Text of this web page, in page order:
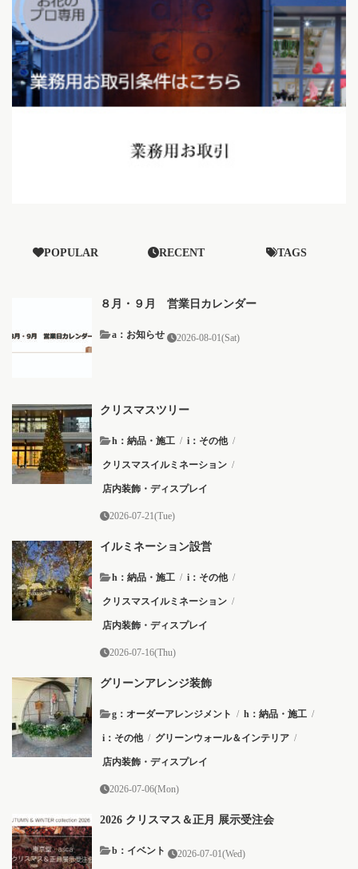
POPULAR RECENT TAGS
８月・９月 営業日カレンダー
a：お知らせ 2026-08-01(Sat)
クリスマスツリー
h：納品・施工 / i：その他 /
クリスマスイルミネーション /
店内装飾・ディスプレイ
2026-07-21(Tue)
イルミネーション設営
h：納品・施工 / i：その他 /
クリスマスイルミネーション /
店内装飾・ディスプレイ
2026-07-16(Thu)
グリーンアレンジ装飾
g：オーダーアレンジメント / h：納品・施工 /
i：その他 / グリーンウォール＆インテリア /
店内装飾・ディスプレイ
2026-07-06(Mon)
2026 クリスマス＆正月 展示受注会
b：イベント 2026-07-01(Wed)